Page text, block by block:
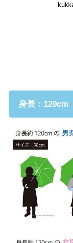
身長：120cm